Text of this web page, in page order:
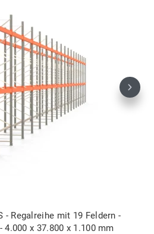
- Regalreihe mit 19 Feldern -
4.000 x 37.800 x 1.100 mm
Next